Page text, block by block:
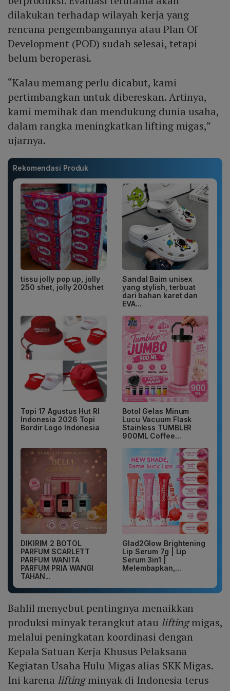
dilakukan terhadap wilayah kerja yang
rencana pengembangannya atau Plan Of
Development (POD) sudah selesai, tetapi
belum beroperasi.
“Kalau memang perlu dicabut, kami
pertimbangkan untuk dibereskan. Artinya,
kami memihak dan mendukung dunia usaha,
dalam rangka meningkatkan lifting migas,”
ujarnya.
Rekomendasi Produk
tissu jolly pop up, jolly
250 shet, jolly 200shet
Sandal Baim unisex
yang stylish, terbuat
dari bahan karet dan
EVA...
Topi 17 Agustus Hut RI
Indonesia 2026 Topi
Bordir Logo Indonesia
Botol Gelas Minum
Lucu Vacuum Flask
Stainless TUMBLER
900ML Coffee...
DIKIRIM 2 BOTOL
PARFUM SCARLETT
PARFUM WANITA
PARFUM PRIA WANGI
TAHAN...
Glad2Glow Brightening
Lip Serum 7g | Lip
Serum 3in1 |
Melembapkan,...
Bahlil menyebut pentingnya menaikkan
produksi minyak terangkut atau liftingmigas,
melalui peningkatan koordinasi dengan
Kepala Satuan Kerja Khusus Pelaksana
Kegiatan Usaha Hulu Migas alias SKK Migas.
Ini karena liftingminyak di Indonesia terus